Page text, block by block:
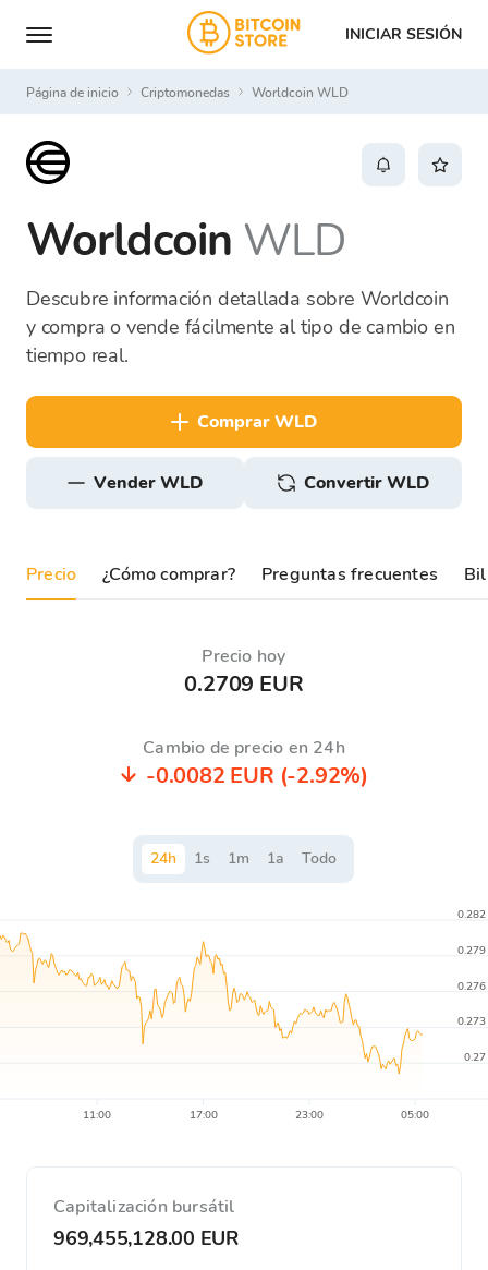
INICIAR SESIÓN
Página de inicio Criptomonedas Worldcoin WLD
Worldcoin WLD
Descubre información detallada sobre Worldcoin
y compra o vende fácilmente al tipo de cambio en
tiempo real.
comprar WLD
vender WLD Convertir WLD
Precio ¿Cómo comprar? Preguntas frecuentes
Precio hoy
0.2709 EUR
Cambio de precio en 24h
-0.0082 EUR (-2.92%)
24h 1s 1m 1a Todo
11:00 17:00 23:00 05:00
0.27
0.273
0.276
0.279
0.282
Capitalización bursátil
969,455,128.00 EUR